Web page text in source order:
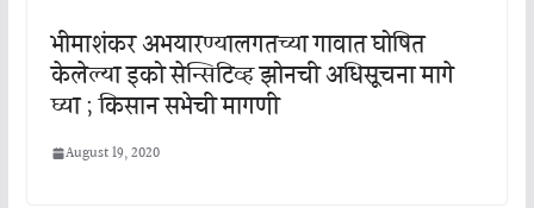
भीमाशंकर अभयारण्यालगतच्या गावात घोषित
केलेल्या इको सेन्सिटिव्ह झोनची अधिसूचना मागे
घ्या ; किसान सभेची मागणी
August 19, 2020